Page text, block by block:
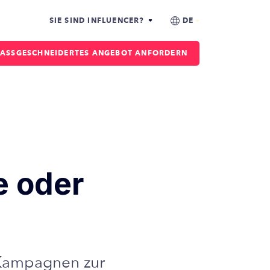
SIE SIND INFLUENCER?
ANGEBOT ANFORDERN
oder
zur